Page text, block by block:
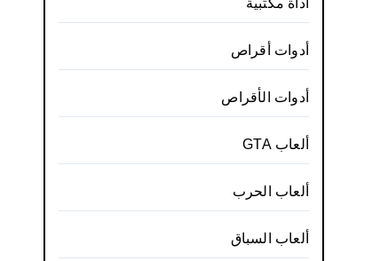
أدوات أقراص
أدوات الأقراص
ألعاب GTA
ألعاب الحرب
ألعاب السباق